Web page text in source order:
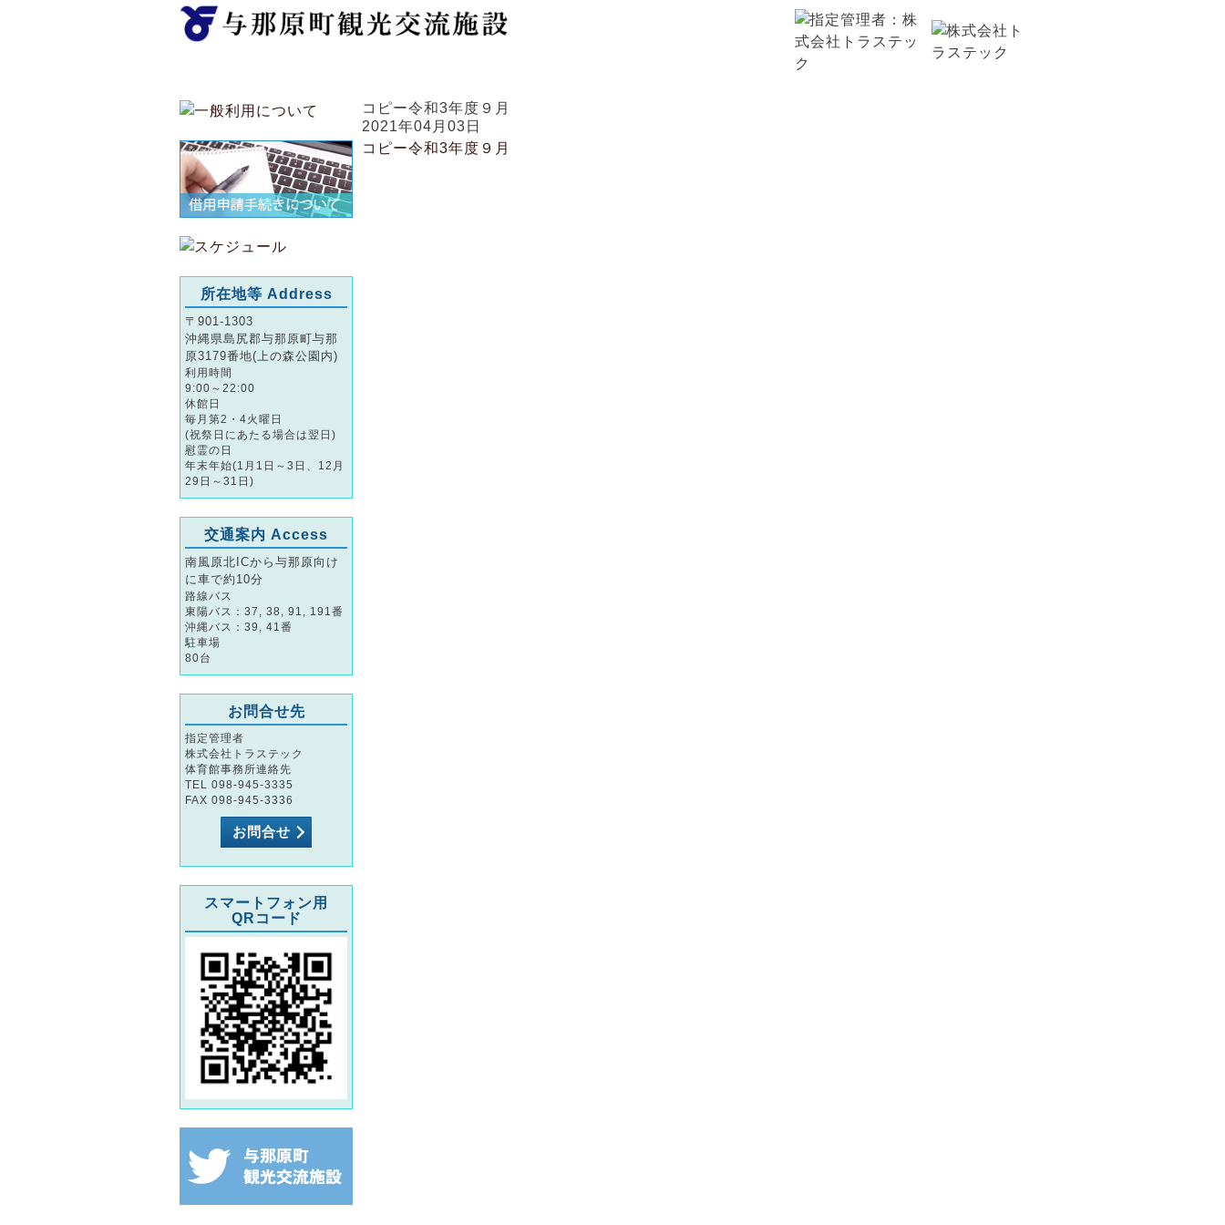
コピー令和3年度９月
2021年04月03日
コピー令和3年度９月
所在地等 Address
〒901-1303
沖縄県島尻郡与那原町与那
原3179番地(上の森公園内)
利用時間
9:00～22:00
休館日
毎月第2・4火曜日
(祝祭日にあたる場合は翌日)
慰霊の日
年末年始(1月1日～3日、12月
29日～31日)
交通案内 Access
南風原北ICから与那原向け
に車で約10分
路線バス
東陽バス：37, 38, 91, 191番
沖縄バス：39, 41番
駐車場
80台
お問合せ先
指定管理者
株式会社トラステック
体育館事務所連絡先
TEL 098-945-3335
FAX 098-945-3336
お問合せ
スマートフォン用
QRコード